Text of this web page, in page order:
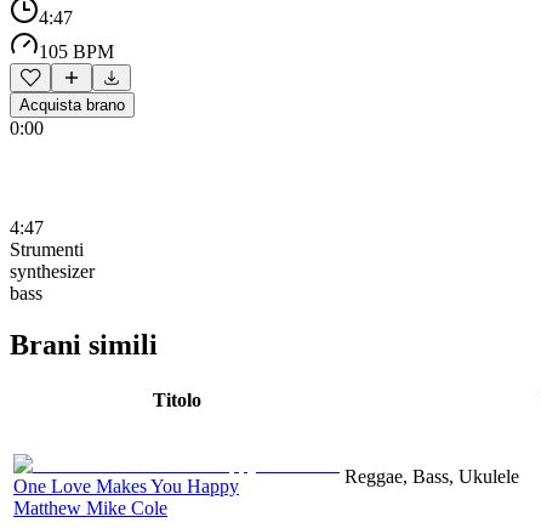
4:47
105 BPM
Acquista brano
0:00
4:47
Strumenti
synthesizer
bass
Brani simili
Titolo
One Love Makes You Happy
Matthew Mike Cole
Reggae, Bass, Ukulele